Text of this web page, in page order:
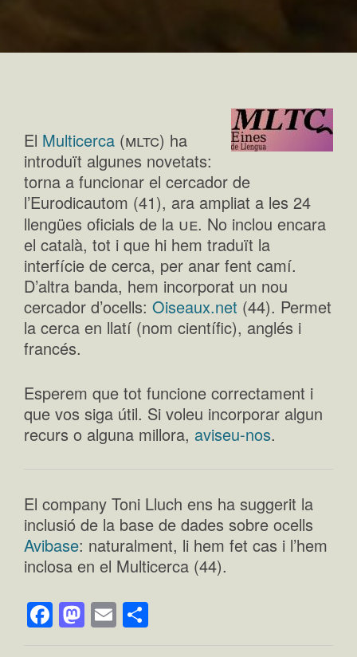
El Multicerca (mltc) ha
introduït algunes novetats:
torna a funcionar el cercador de
l’Eurodicautom (41), ara ampliat a les 24
llengües oficials de la ue. No inclou encara
el català, tot i que hi hem traduït la
interfície de cerca, per anar fent camí.
D’altra banda, hem incorporat un nou
cercador d’ocells: Oiseaux.net (44). Permet
la cerca en llatí (nom científic), anglés i
francés.
Esperem que tot funcione correctament i
que vos siga útil. Si voleu incorporar algun
recurs o alguna millora, aviseu-nos.
El company Toni Lluch ens ha suggerit la
inclusió de la base de dades sobre ocells
Avibase: naturalment, li hem fet cas i l’hem
inclosa en el Multicerca (44).
Facebook
Mastodon
Email